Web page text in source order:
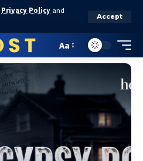
Privacy Policy and
Accept
Aa